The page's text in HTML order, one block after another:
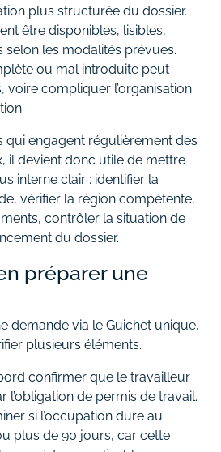
plus structurée du dossier.
être disponibles, lisibles,
les modalités prévues.
ou mal introduite peut
voire compliquer l’organisation
qui engagent régulièrement des
il devient donc utile de mettre
interne clair : identifier la
vérifier la région compétente,
contrôler la situation de
du dossier.
préparer une
demande via le Guichet unique,
plusieurs éléments.
confirmer que le travailleur
l’obligation de permis de travail.
si l’occupation dure au
plus de 90 jours, car cette